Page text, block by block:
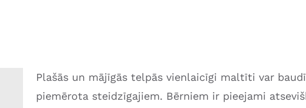
Plašās un mājīgās telpās vienlaicīgi maltīti var
piemērota steidzīgajiem. Bērniem ir pieejami